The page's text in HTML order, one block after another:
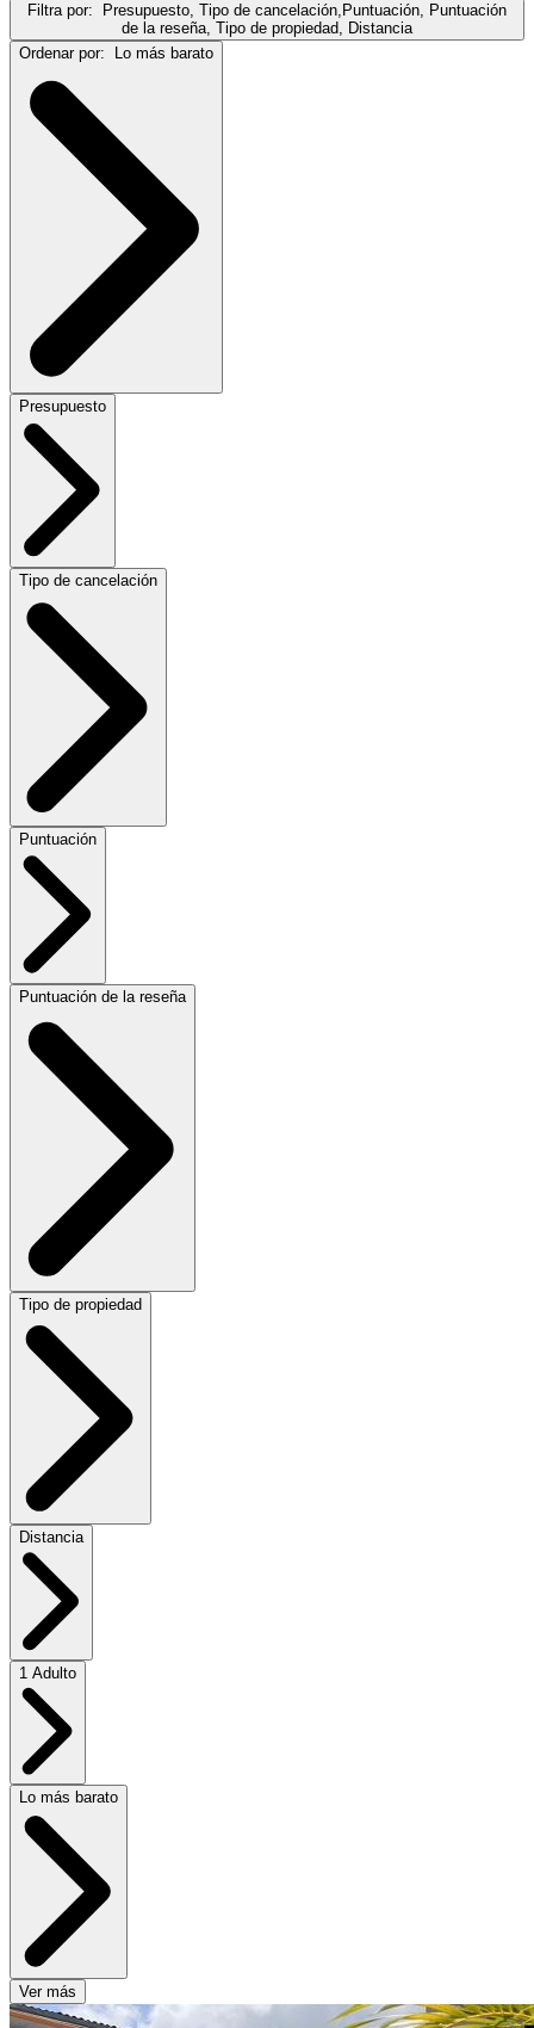
Filtra por:
Presupuesto, Tipo de cancelación,Puntuación, Puntuación
de la reseña, Tipo de propiedad, Distancia
Ordenar por:
Lo más barato
Presupuesto
Tipo de cancelación
Puntuación
Puntuación de la reseña
Tipo de propiedad
Distancia
1 Adulto
Lo más barato
Ver más